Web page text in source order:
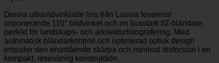
Denna ultravidvinklade lins från Laowa levererar
imponerande 110° bildvinkel och en ljusstark f/2-bländare,
perfekt för landskaps- och arkitekturfotografering. Med
automatisk bländarkontroll och optimerad optisk design
erbjuder den enastående skärpa och minimal distorsion i en
kompakt, resevänlig konstruktion.